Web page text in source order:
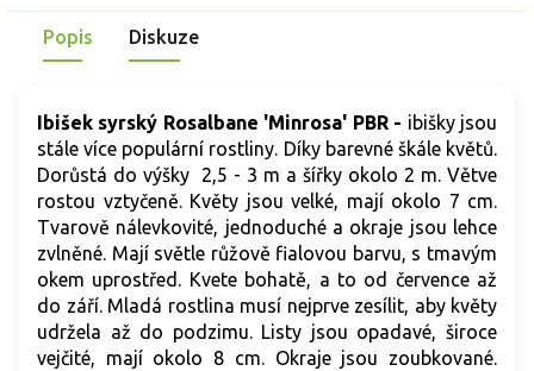
Popis Diskuze
Ibišek syrský Rosalbane 'Minrosa' PBR - ibišky jsou
stále více populární rostliny. Díky barevné škále květů.
Dorůstá do výšky 2,5 - 3 m a šířky okolo 2 m. Větve
rostou vztyčeně. Květy jsou velké, mají okolo 7 cm.
Tvarově nálevkovité, jednoduché a okraje jsou lehce
zvlněné. Mají světle růžově fialovou barvu, s tmavým
okem uprostřed. Kvete bohatě, a to od července až
do září. Mladá rostlina musí nejprve zesílit, aby květy
udržela až do podzimu. Listy jsou opadavé, široce
vejčité, mají okolo 8 cm. Okraje jsou zoubkované.